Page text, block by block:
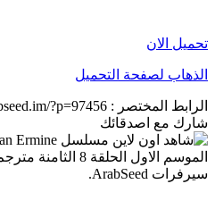
تحميل الان
الذهاب لصفحة التحميل
الرابط المختصر : ?p=97456
شارك مع اصدقائك